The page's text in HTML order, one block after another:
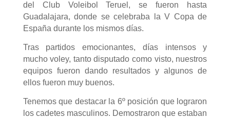
del Club Voleibol Teruel, se fueron hasta
Guadalajara, donde se celebraba la V Copa de
España durante los mismos días.
Tras partidos emocionantes, días intensos y
mucho voley, tanto disputado como visto, nuestros
equipos fueron dando resultados y algunos de
ellos fueron muy buenos.
Tenemos que destacar la 6º posición que lograron
los cadetes masculinos. Demostraron que estaban